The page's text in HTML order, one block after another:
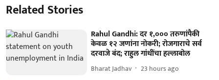
Related Stories
Rahul Gandhi: दर १,००० तरुणांपैकी
केवळ १२ जणांना नोकरी; रोजगाराचे सर्व
दरवाजे बंद; राहुल गांधींचा हल्लाबोल
Bharat Jadhav 23 hours ago